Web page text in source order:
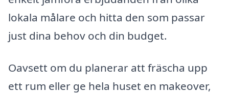
lokala målare och hitta den som passar
just dina behov och din budget.
Oavsett om du planerar att fräscha upp
ett rum eller ge hela huset en makeover,